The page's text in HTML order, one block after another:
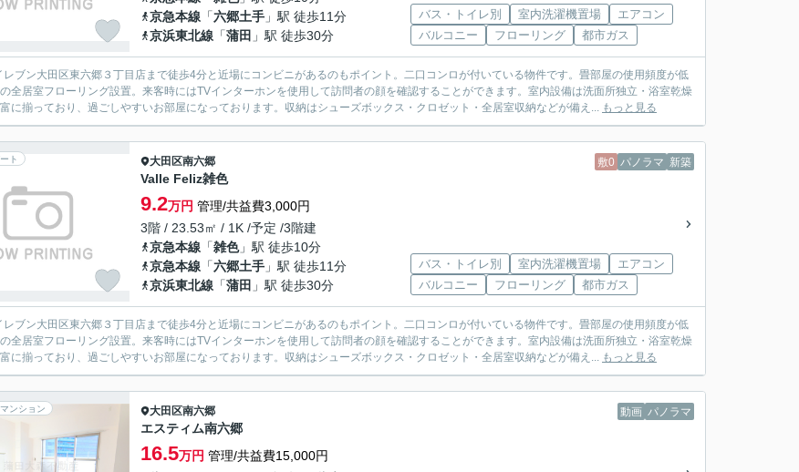
京急本線 「六郷土手 」駅 徒歩11分
京浜東北線 「蒲田 」駅 徒歩30分
バス・トイレ別 室内洗濯機置場
エアコン
バルコニー
フローリング 都市ガス
レブン大田区東六郷３丁目店まで徒歩4分と近場にコンビニがあるのもポイント。二口コンロが付いている物件です。畳部屋の使用頻度が低
全居室フローリング設置。来客時にはTVインターホンを使用して訪問者の顔を確認することができます。室内設備は洗面所独立・浴室乾燥
に揃っており、過ごしやすいお部屋になっております。収納はシューズボックス・クロゼット・全居室収納などが備え... もっと見る
ト 敷0 パノラマ 新築
大田区南六郷
Valle Feliz雑色
9.2万円 管理/共益費3,000円
3階 / 23.53㎡ / 1K /予定 /3階建
京急本線 「雑色」駅 徒歩10分
京急本線 「六郷土手 」駅 徒歩11分
京浜東北線 「蒲田 」駅 徒歩30分
バス・トイレ別 室内洗濯機置場
エアコン
バルコニー
フローリング 都市ガス
レブン大田区東六郷３丁目店まで徒歩4分と近場にコンビニがあるのもポイント。二口コンロが付いている物件です。畳部屋の使用頻度が低
全居室フローリング設置。来客時にはTVインターホンを使用して訪問者の顔を確認することができます。室内設備は洗面所独立・浴室乾燥
に揃っており、過ごしやすいお部屋になっております。収納はシューズボックス・クロゼット・全居室収納などが備え... もっと見る
ンション 動画 パノラマ
大田区南六郷
エスティム南六郷
16.5万円 管理/共益費15,000円